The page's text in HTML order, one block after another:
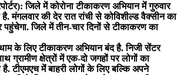
जिले में कोरोना टीकाकरण अभियान मेंं गुरुवार
मंगलवार की देर रात रांची से कोविशील्ड वैक्सीन का
जिले में तीन-चार दिनों से टीकाकरण का
के लिए टीकाकरण अभियान बंद है. निजी सेंटर
ग्रामीण क्षेत्रों में एक-दो जगहों पर लोगों का
टीएमएच मेंं बाहरी लोगों के लिए बल्कि अपने